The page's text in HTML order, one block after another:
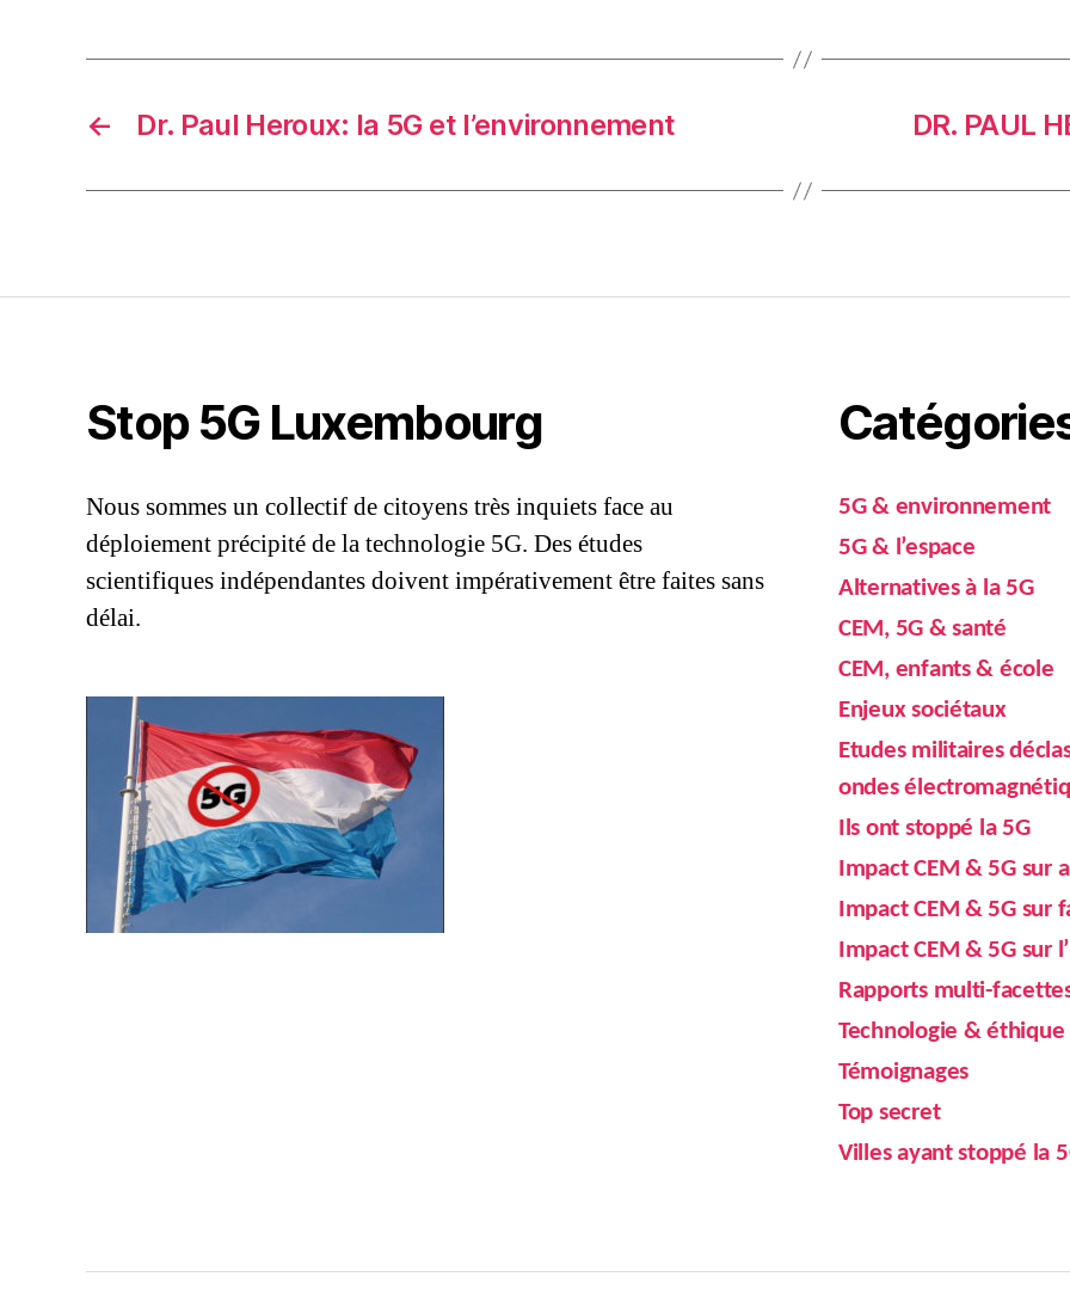
← Dr. Paul Heroux: la 5G et l’environnement DR. PAUL
Stop 5G Luxembourg
Nous sommes un collectif de citoyens très inquiets face au
déploiement précipité de la technologie 5G. Des études
scientifiques indépendantes doivent impérativement être faites sans
délai.
5G & environnement
5G & l’espace
Alternatives à la 5G
CEM, 5G & santé
CEM, enfants & école
Enjeux sociétaux
Etudes militaires
ondes
Ils ont stoppé la 5G
Impact CEM & 5G sur
Impact CEM & 5G sur
Impact CEM & 5G sur
Rapports multi-
Technologie & éthique
Témoignages
Top secret
Villes ayant stoppé la